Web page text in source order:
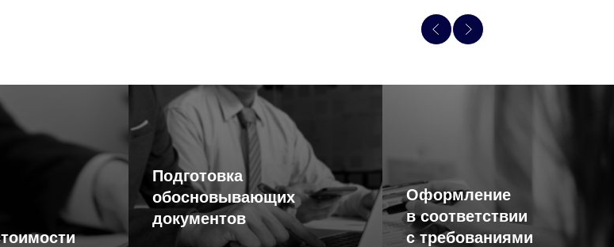
Подготовка
обосновывающих
документов
Оформление
в соответствии
с требованиями